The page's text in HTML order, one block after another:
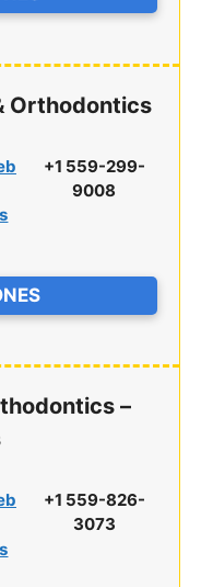
Orthodontics
+1 559-299-
9008
–
+1 559-826-
3073